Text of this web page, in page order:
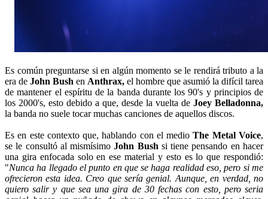
Es común preguntarse si en algún momento se le rendirá tributo a la
era de John Bush en Anthrax, el hombre que asumió la difícil tarea
de mantener el espíritu de la banda durante los 90's y principios de
los 2000's, esto debido a que, desde la vuelta de Joey Belladonna,
la banda no suele tocar muchas canciones de aquellos discos.
Es en este contexto que, hablando con el medioThe Metal Voice,
se le consultó al mismísimo John Bush si tiene pensando en hacer
una gira enfocada solo en ese material y esto es lo que respondió:
"Nunca ha llegado el punto en que se haga realidad eso, pero si me
ofrecieron esta idea. Creo que sería genial. Aunque, en verdad, no
quiero salir y que sea una gira de 30 fechas con esto, pero seria